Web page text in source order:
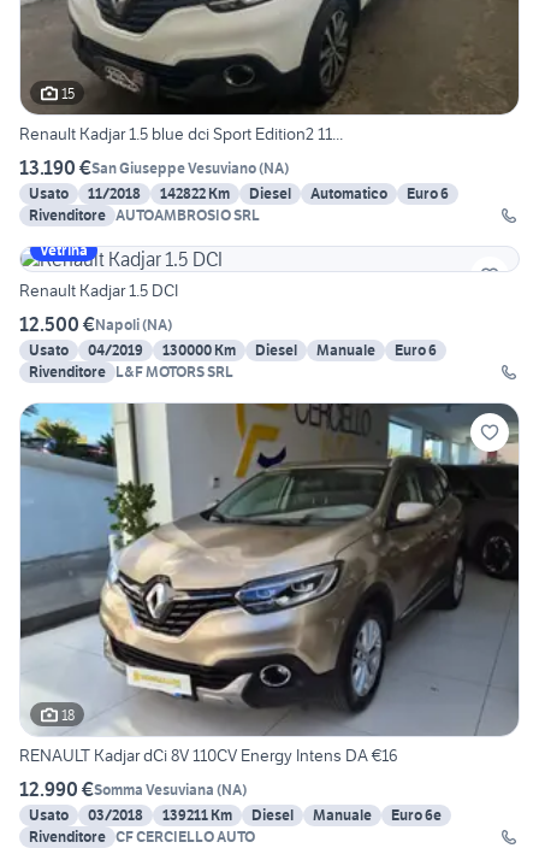
15
Renault Kadjar 1.5 blue dci Sport Edition2 11...
13.190 €San Giuseppe Vesuviano(NA)
Usato
11/2018 142822 Km Diesel Automatico
Euro 6
Rivenditore AUTOAMBROSIO SRL
Vetrina
Renault Kadjar 1.5 DCI
12.500 €Napoli(NA)
Usato
04/2019 130000 Km Diesel Manuale
Euro 6
Rivenditore L&F MOTORS SRL
18
RENAULT Kadjar dCi 8V 110CV Energy Intens DA €16
12.990 €Somma Vesuviana (NA)
Usato
03/2018 139211 Km Diesel Manuale
Euro 6e
Rivenditore CF CERCIELLO AUTO